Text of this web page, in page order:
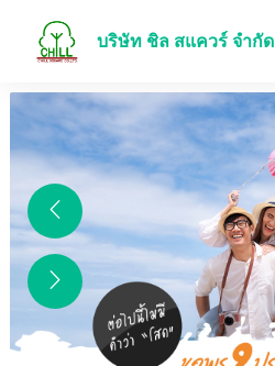
บริษัท ชิล สแควร์ จำกัด